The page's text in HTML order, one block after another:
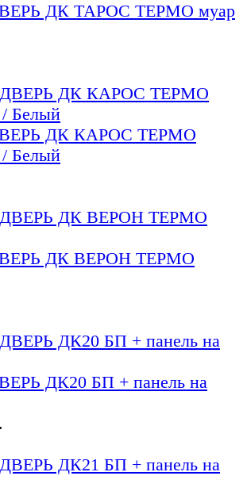
ДК ТАРОС ТЕРМО муар
ДК КАРОС ТЕРМО
Белый
ДК ВЕРОН ТЕРМО
ДК20 БП + панель на